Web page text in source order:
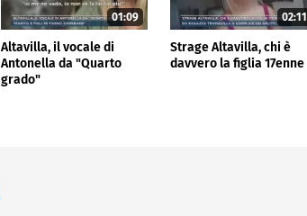
01:09
Altavilla, il vocale di
Antonella da "Quarto
grado"
02:11
Strage Altavilla, chi è
davvero la figlia 17enne